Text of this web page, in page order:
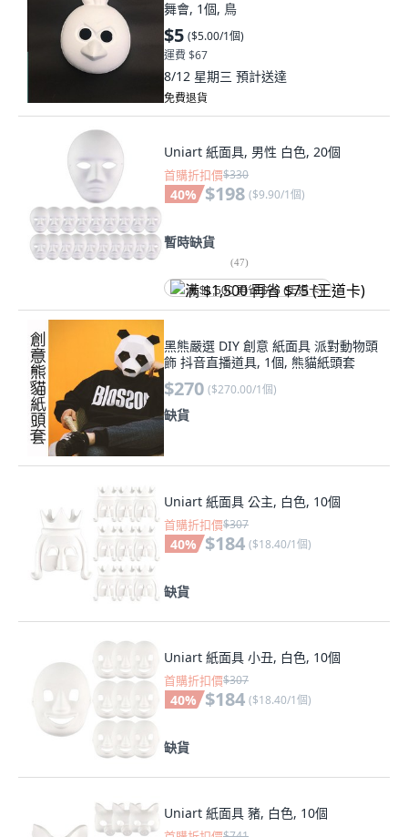
舞會, 1個, 鳥
$5 ($5.00/1個)
運費 $67
8/12 星期三 預計送達
免費退貨
Uniart 紙面具, 男性 白色, 20個
首購折扣價$330
40% $198 ($9.90/1個)
暫時缺貨
(47)
满 $1,500 再省 $75 (王道卡)
黑熊嚴選 DIY 創意 紙面具 派對動物頭
飾 抖音直播道具, 1個, 熊貓紙頭套
$270 ($270.00/1個)
缺貨
Uniart 紙面具 公主, 白色, 10個
首購折扣價$307
40% $184 ($18.40/1個)
缺貨
Uniart 紙面具 小丑, 白色, 10個
首購折扣價$307
40% $184 ($18.40/1個)
缺貨
Uniart 紙面具 豬, 白色, 10個